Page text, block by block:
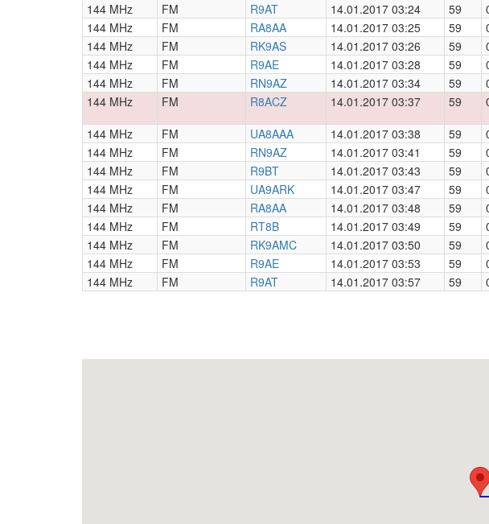
144 MHz
FM R9AT 14.01.2017 03:24 59
144 MHz
FM RA8AA 14.01.2017 03:25 59
144 MHz
FM RK9AS 14.01.2017 03:26 59
144 MHz
FM R9AE 14.01.2017 03:28 59
144 MHz
FM RN9AZ 14.01.2017 03:34 59
144 MHz
FM R8ACZ 14.01.2017 03:37 59
144 MHz FM UA8AAA 14.01.2017 03:38 59
144 MHz
FM RN9AZ 14.01.2017 03:41 59
144 MHz
FM R9BT 14.01.2017 03:43 59
144 MHz
FM UA9ARK 14.01.2017 03:47 59
144 MHz
FM RA8AA 14.01.2017 03:48 59
144 MHz
FM RT8B 14.01.2017 03:49 59
144 MHz
FM RK9AMC 14.01.2017 03:50 59
144 MHz
FM R9AE 14.01.2017 03:53 59
144 MHz
FM R9AT 14.01.2017 03:57 59